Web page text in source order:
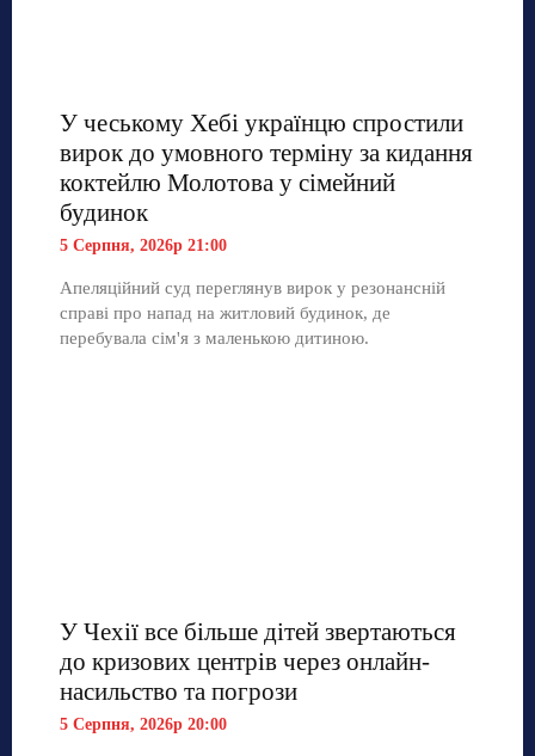
У чеському Хебі українцю спростили
вирок до умовного терміну за кидання
коктейлю Молотова у сімейний
будинок
5 Серпня, 2026р 21:00
Апеляційний суд переглянув вирок у резонансній
справі про напад на житловий будинок, де
перебувала сім'я з маленькою дитиною.
У Чехії все більше дітей звертаються
до кризових центрів через онлайн-
насильство та погрози
5 Серпня, 2026р 20:00